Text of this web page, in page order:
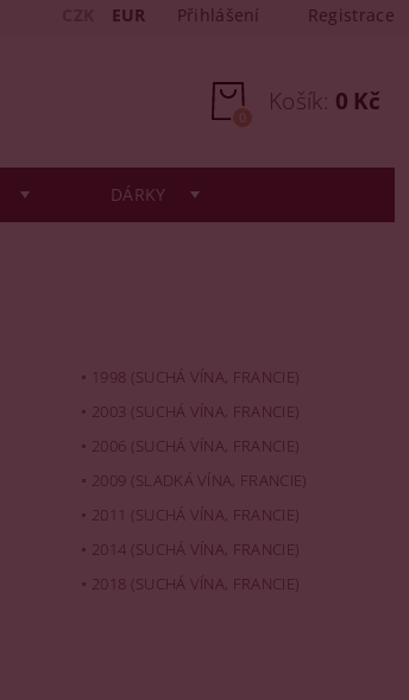
EUR Přihlášení Registrace
Košík: 0 Kč
0
DÁRKY
1998 (SUCHÁ VÍNA, FRANCIE)
2003 (SUCHÁ VÍNA, FRANCIE)
2006 (SUCHÁ VÍNA, FRANCIE)
2009 (SLADKÁ VÍNA, FRANCIE)
2011 (SUCHÁ VÍNA, FRANCIE)
2014 (SUCHÁ VÍNA, FRANCIE)
2018 (SUCHÁ VÍNA, FRANCIE)